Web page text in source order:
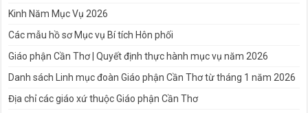
Kinh Năm Mục Vụ 2026
Các mẫu hồ sơ Mục vụ Bí tích Hôn phối
Giáo phận Cần Thơ | Quyết định thực hành mục vụ năm 2026
Danh sách Linh mục đoàn Giáo phận Cần Thơ từ tháng 1 năm 2026
Địa chỉ các giáo xứ thuộc Giáo phận Cần Thơ